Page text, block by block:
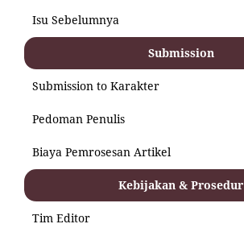
Isu Sebelumnya
Submission
Submission to Karakter
Pedoman Penulis
Biaya Pemrosesan Artikel
Kebijakan & Prosedur
Tim Editor